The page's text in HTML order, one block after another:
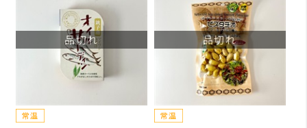
品切れ 品切れ